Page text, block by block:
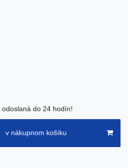
do 24 hodín!
v nákupnom košíku